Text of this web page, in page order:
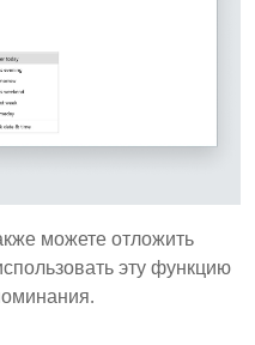
можете отложить
эту функцию